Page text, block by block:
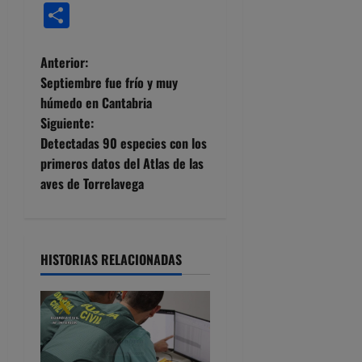
N
a
v
e
c
i
ó
Anterior:
Septiembre fue frío y muy
húmedo en Cantabria
Siguiente:
Detectadas 90 especies con los
primeros datos del Atlas de las
aves de Torrelavega
HISTORIAS RELACIONADAS